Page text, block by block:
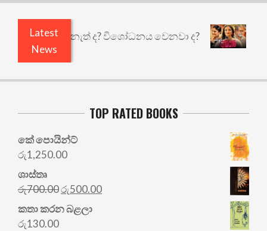
Latest
News
ඇතුළෙයි කුඩු නැත් ද? විශෝධනය වෙනවා ද?
TOP RATED BOOKS
කේ පොයින්ට්
රු1,250.00
ශාස්තෘ
රු700.00Original
price
was:
රු500.00Current
කතා කරන බළලා
රු130.00